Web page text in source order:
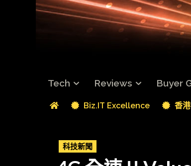
Tech Reviews Buyer
Biz.IT Excellence 香
科技新聞